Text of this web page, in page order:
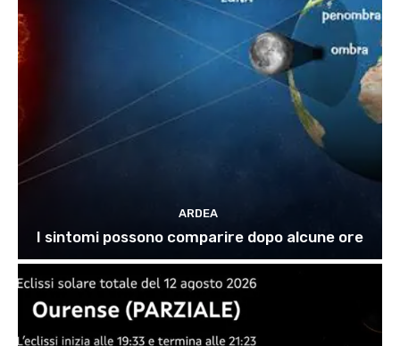
ARDEA
I sintomi possono comparire dopo alcune ore